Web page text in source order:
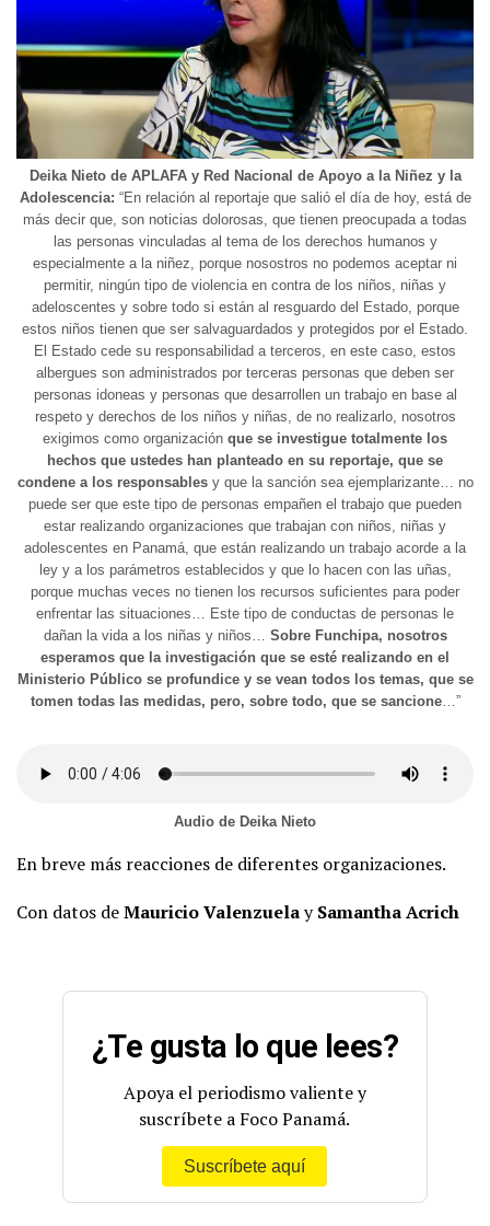
Deika Nieto de APLAFA y Red Nacional de Apoyo a la Niñez y la
Adolescencia: “En relación al reportaje que salió el día de hoy, está de
más decir que, son noticias dolorosas, que tienen preocupada a todas
las personas vinculadas al tema de los derechos humanos y
especialmente a la niñez, porque nosostros no podemos aceptar ni
permitir, ningún tipo de violencia en contra de los niños, niñas y
adeloscentes y sobre todo si están al resguardo del Estado, porque
estos niños tienen que ser salvaguardados y protegidos por el Estado.
El Estado cede su responsabilidad a terceros, en este caso, estos
albergues son administrados por terceras personas que deben ser
personas idoneas y personas que desarrollen un trabajo en base al
respeto y derechos de los niños y niñas, de no realizarlo, nosotros
exigimos como organización que se investigue totalmente los
hechos que ustedes han planteado en su reportaje, que se
condene a los responsablesy que la sanción sea ejemplarizante… no
puede ser que este tipo de personas empañen el trabajo que pueden
estar realizando organizaciones que trabajan con niños, niñas y
adolescentes en Panamá, que están realizando un trabajo acorde a la
ley y a los parámetros establecidos y que lo hacen con las uñas,
porque muchas veces no tienen los recursos suficientes para poder
enfrentar las situaciones… Este tipo de conductas de personas le
dañan la vida a los niñas y niños… Sobre Funchipa, nosotros
esperamos que la investigación que se esté realizando en el
Ministerio Público se profundice y se vean todos los temas, que se
tomen todas las medidas, pero, sobre todo, que se sancione…”
Audio de Deika Nieto
En breve más reacciones de diferentes organizaciones.
Con datos deMauricio ValenzuelaySamantha Acrich
¿Te gusta lo que lees?
Apoya el periodismo valiente y
suscríbete a Foco Panamá.
Suscríbete aquí